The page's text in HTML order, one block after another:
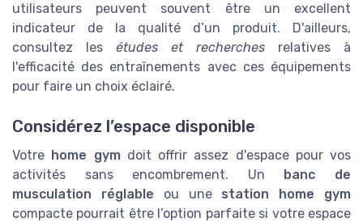
utilisateurs peuvent souvent être un excellent
indicateur de la qualité d’un produit. D'ailleurs,
consultez les études et recherches relatives à
l'efficacité des entraînements avec ces équipements
pour faire un choix éclairé.
Considérez l’espace disponible
Votre home gymdoit offrir assez d'espace pour vos
activités sans encombrement. Un banc de
musculation réglable ou une station home gym
compacte pourrait être l’option parfaite si votre espace